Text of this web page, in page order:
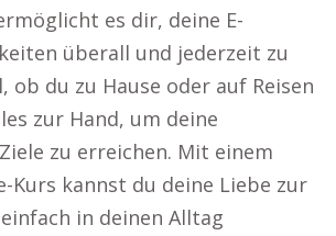
es dir, deine E-
überall und jederzeit zu
ob du zu Hause oder auf Reisen
zur Hand, um deine
zu erreichen. Mit einem
Kurs kannst du deine Liebe zur
in deinen Alltag